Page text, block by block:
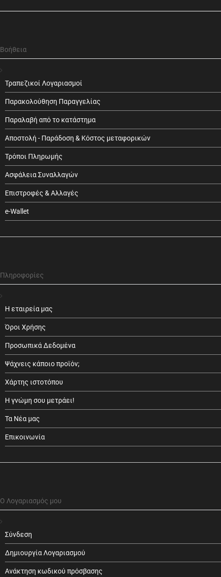
Βοήθεια
Τραπεζικοί Λογαριασμοί
Παρακολούθηση Παραγγελίας
Παραλαβή από το κατάστημα
Αποστολή - Παράδοση & Κόστος μεταφορικών
Τρόποι Πληρωμής
Ασφάλεια Συναλλαγών
Επιστροφές & Αλλαγές
e-Wallet
Πληροφορίες
Η εταιρεία μας
Όροι Χρήσης
Προσωπικά Δεδομένα
Ψάχνεις κάποιο προϊόν;
Χάρτης ιστοτόπου
Η γνώμη σου μετράει!
Τα Νέα μας
Επικοινωνία
Ο Λογαριασμός μου
Σύνδεση
Δημιουργία Λογαριασμού
Ανάκτηση κωδικού πρόσβασης